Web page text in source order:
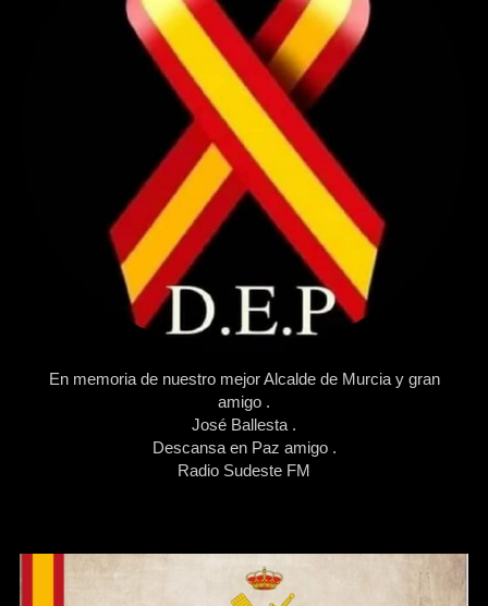
En memoria de nuestro mejor Alcalde de Murcia y gran
amigo .
José Ballesta .
Descansa en Paz amigo .
Radio Sudeste FM